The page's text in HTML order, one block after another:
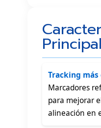
Tracking
Marcadores
para mejorar
alineación en